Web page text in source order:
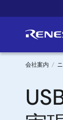
イ
ン
パ
ン
会社案内